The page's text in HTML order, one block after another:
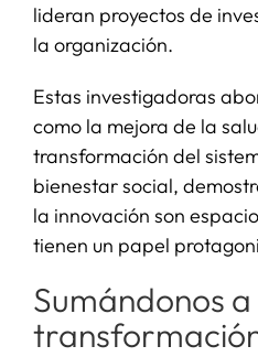
lideran proyectos de
la organización.
Estas investigadoras
como la mejora de la
transformación del
bienestar social,
la innovación son
tienen un papel
Sumándonos a